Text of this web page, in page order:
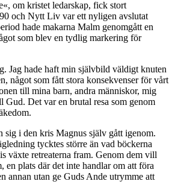
om kristet ledarskap, fick stort
och Nytt Liv var ett nyligen avslutat
hade makarna Malm genomgått en
som blev en tydlig markering för
Jag hade haft min självbild väldigt knuten
något som fått stora konsekvenser för vårt
till mina barn, andra människor, mig
Gud. Det var en brutal resa som genom
sig i den kris Magnus själv gått igenom.
tycktes större än vad böckerna
växte retreaterna fram. Genom dem vill
en plats där det inte handlar om att föra
annan utan ge Guds Ande utrymme att